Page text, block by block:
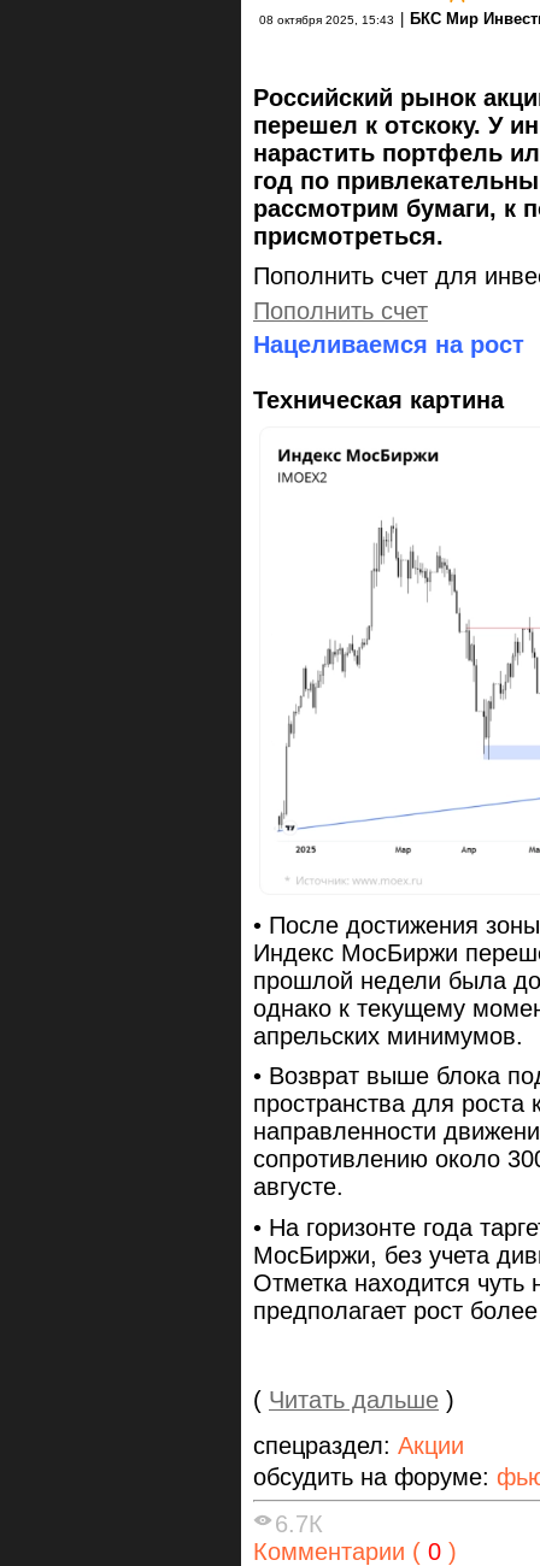
08 октября 2025, 15:43 БКС Мир
Российский рынок
перешел к отскоку. У
нарастить портфель
год по
рассмотрим бумаги, к
присмотреться.
Пополнить счет для
Пополнить счет
Нацеливаемся на рост
Техническая картина
• После достижения
Индекс МосБиржи
прошлой недели была
однако к текущему
апрельских минимумов.
• Возврат выше блока
пространства для
направленности
сопротивлению около
августе.
• На горизонте года
МосБиржи, без учета
Отметка находится
предполагает рост
( Читать дальше )
спецраздел: Акции
обсудить на форуме:
6.7К
Комментарии ( 0 )